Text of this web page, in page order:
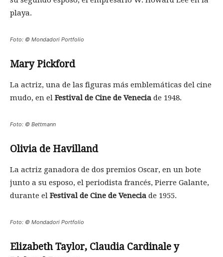
playa.
Foto: © Mondadori Portfolio
Mary Pickford
La actriz, una de las figuras más emblemáticas del cine
mudo, en el Festival de Cine de Venecia de 1948.
Foto: © Bettmann
Olivia de Havilland
La actriz ganadora de dos premios Oscar, en un bote
junto a su esposo, el periodista francés, Pierre Galante,
durante el Festival de Cine de Venecia de 1955.
Foto: © Mondadori Portfolio
Elizabeth Taylor, Claudia Cardinale y